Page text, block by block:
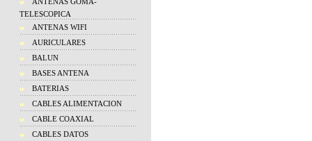
TELESCOPICA
ANTENAS WIFI
AURICULARES
BALUN
BASES ANTENA
BATERIAS
CABLES ALIMENTACION
CABLE COAXIAL
CABLES DATOS